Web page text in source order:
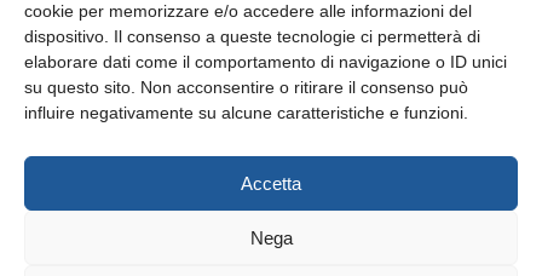
cookie per memorizzare e/o accedere alle informazioni del
dispositivo. Il consenso a queste tecnologie ci permetterà di
elaborare dati come il comportamento di navigazione o ID unici
su questo sito. Non acconsentire o ritirare il consenso può
influire negativamente su alcune caratteristiche e funzioni.
Accetta
Nega
© Tutti i diritti riservati